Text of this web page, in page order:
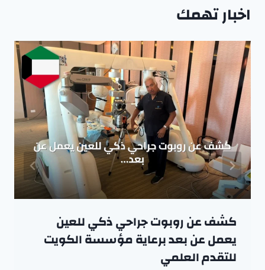
اخبار تهمك
كشف عن روبوت جراحي ذكي للعين
يعمل عن بعد برعاية مؤسسة الكويت
للتقدم العلمي